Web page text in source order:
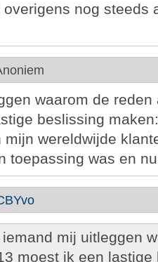
nog steeds
waarom de
beslissing
wereldwijde
toepassing was en
iemand mij uitleggen
moest ik een